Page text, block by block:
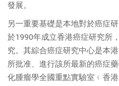
發展。
另一重要基礎是本地對於癌症
於1990年成立香港癌症研究所
究。其綜合癌症研究中心是本
所批准、進行該所最新的癌症
化腫瘤學全國重點實驗室﹙香